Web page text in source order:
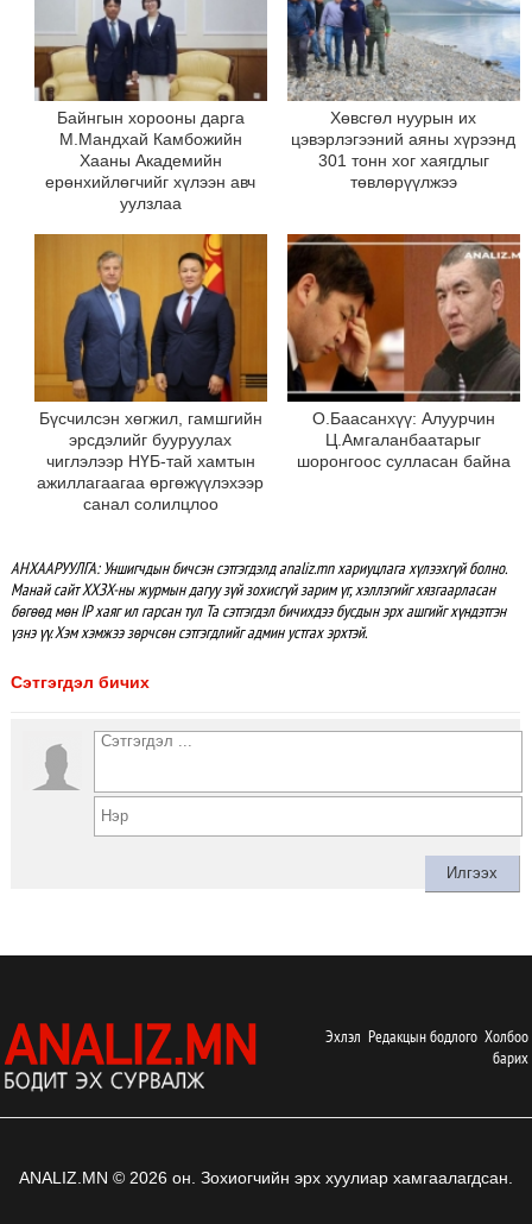
Байнгын хорооны дарга
М.Мандхай Камбожийн
Хааны Академийн
ерөнхийлөгчийг хүлээн авч
уулзлаа
Хөвсгөл нуурын их
цэвэрлэгээний аяны хүрээнд
301 тонн хог хаягдлыг
төвлөрүүлжээ
Бүсчилсэн хөгжил, гамшгийн
эрсдэлийг бууруулах
чиглэлээр НҮБ-тай хамтын
ажиллагаагаа өргөжүүлэхээр
санал солилцлоо
О.Баасанхүү: Алуурчин
Ц.Амгаланбаатарыг
шоронгоос сулласан байна
АНХААРУУЛГА: Уншигчдын бичсэн сэтгэгдэлд analiz.mn хариуцлага хүлээхгүй болно.
Манай сайт ХХЗХ-ны журмын дагуу зүй зохисгүй зарим үг, хэллэгийг хязгаарласан
бөгөөд мөн IP хаяг ил гарсан тул Та сэтгэгдэл бичихдээ бусдын эрх ашгийг хүндэтгэн
үзнэ үү. Хэм хэмжээ зөрчсөн сэтгэгдлийг админ устгах эрхтэй.
Сэтгэгдэл бичих
Эхлэл Редакцын бодлого Холбоо
барих
ANALIZ.MN © 2026 он. Зохиогчийн эрх хуулиар хамгаалагдсан.